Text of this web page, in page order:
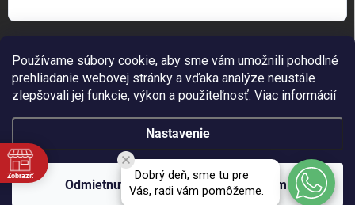
Používame súbory cookie, aby sme vám umožnili pohodlné
prehliadanie webovej stránky a vďaka analýze neustále
zlepšovali jej funkcie, výkon a použiteľnosť. Viac informácií
Nastavenie
Odmietnuť Súhlasím
údajov
Prihlásiť sa
Copyright 2026TechGarden.sk . Všetky práva vyhradené.Upraviť
nastavenie cookies
Dobrý deň, sme tu pre
Vás, radi vám pomôžeme.
Zobraziť